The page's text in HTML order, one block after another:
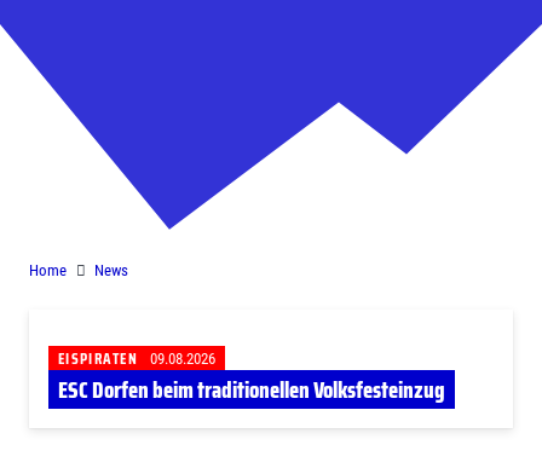
Home News
EISPIRATEN 09.08.2026
ESC Dorfen beim traditionellen Volksfesteinzug